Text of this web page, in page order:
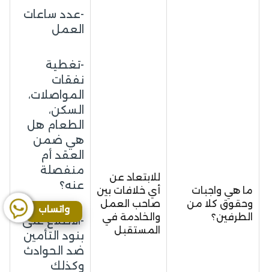
ما هي واجبات
وحقوق كلا من
الطرفين؟
للابتعاد عن
أي خلافات بين
صاحب العمل
والخادمة في
المستقبل
-عدد ساعات
العمل
-تغطية
نفقات
المواصلات،
السكن،
الطعام هل
هي ضمن
العقد أم
منفصلة
عنه؟
-الاطلاع على
بنود التأمين
ضد الحوادث
وكذلك
واتساب